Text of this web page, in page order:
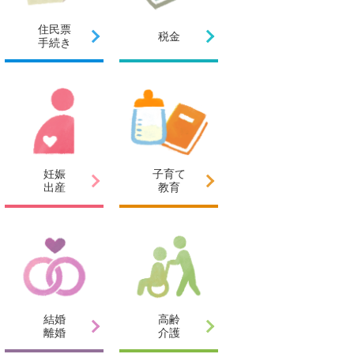
住民票
手続き
税金
妊娠
出産
子育て
教育
結婚
離婚
高齢
介護